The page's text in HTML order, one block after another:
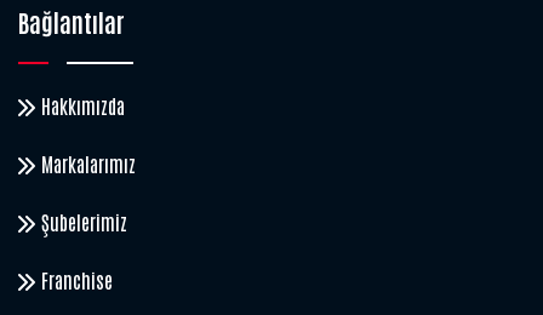
Bağlantılar
Hakkımızda
Markalarımız
Şubelerimiz
Franchise